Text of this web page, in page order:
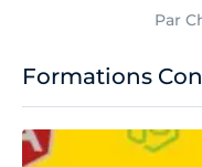
Formations
Par